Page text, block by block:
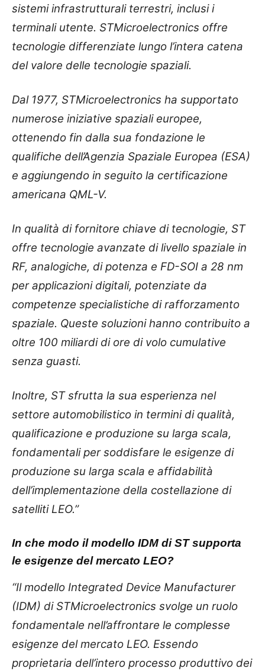
sistemi infrastrutturali terrestri, inclusi i
terminali utente. STMicroelectronics offre
tecnologie differenziate lungo l’intera catena
del valore delle tecnologie spaziali.
Dal 1977, STMicroelectronics ha supportato
numerose iniziative spaziali europee,
ottenendo fin dalla sua fondazione le
qualifiche dell’Agenzia Spaziale Europea (ESA)
e aggiungendo in seguito la certificazione
americana QML-V.
In qualità di fornitore chiave di tecnologie, ST
offre tecnologie avanzate di livello spaziale in
RF, analogiche, di potenza e FD-SOI a 28 nm
per applicazioni digitali, potenziate da
competenze specialistiche di rafforzamento
spaziale. Queste soluzioni hanno contribuito a
oltre 100 miliardi di ore di volo cumulative
senza guasti.
Inoltre, ST sfrutta la sua esperienza nel
settore automobilistico in termini di qualità,
qualificazione e produzione su larga scala,
fondamentali per soddisfare le esigenze di
produzione su larga scala e affidabilità
dell’implementazione della costellazione di
satelliti LEO.”
In che modo il modello IDM di ST supporta
le esigenze del mercato LEO?
“Il modello Integrated Device Manufacturer
(IDM) di STMicroelectronics svolge un ruolo
fondamentale nell’affrontare le complesse
esigenze del mercato LEO. Essendo
proprietaria dell’intero processo produttivo dei